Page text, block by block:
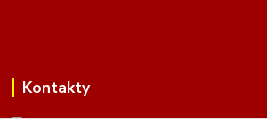
Kontakty